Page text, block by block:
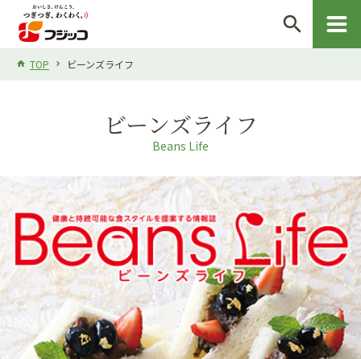
search
TOP ビーンズライフ
ビーンズライフ
Beans Life